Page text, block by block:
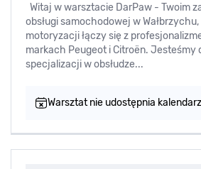
Witaj w warsztacie DarPaw - Twoim
obsługi samochodowej w
motoryzacji łączy się z
markach Peugeot i Citroën. Jesteśmy
specjalizacji w obsłudze...
Warsztat nie udostępnia